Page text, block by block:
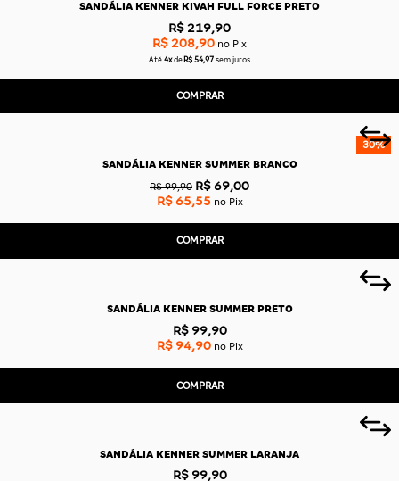
SANDÁLIA KENNER KIVAH FULL FORCE PRETO
R$ 219,90
R$ 208,90 no Pix
Até 4x de R$ 54,97 sem juros
COMPRAR
30%
SANDÁLIA KENNER SUMMER BRANCO
R$ 99,90 R$ 69,00
R$ 65,55 no Pix
COMPRAR
SANDÁLIA KENNER SUMMER PRETO
R$ 99,90
R$ 94,90no Pix
COMPRAR
SANDÁLIA KENNER SUMMER LARANJA
R$ 99,90